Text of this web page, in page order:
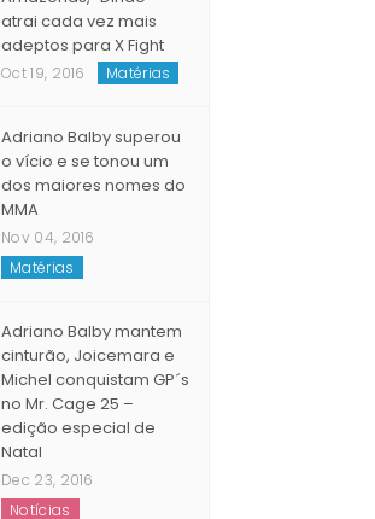
atrai cada vez mais
adeptos para X Fight
Oct 19, 2016 Matérias
Adriano Balby superou
o vício e se tonou um
dos maiores nomes do
MMA
Nov 04, 2016
Matérias
Adriano Balby mantem
cinturão, Joicemara e
Michel conquistam GP´s
no Mr. Cage 25 –
edição especial de
Natal
Dec 23, 2016
Notícias